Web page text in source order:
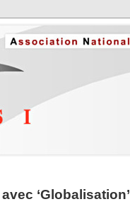
‘Globalisation’